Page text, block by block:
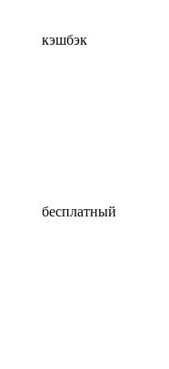
кэшбэк
бесплатный